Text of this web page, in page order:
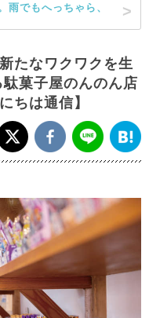
でもへっちゃら、
たなワクワクを生
菓子屋のんのん店
ちは通信】